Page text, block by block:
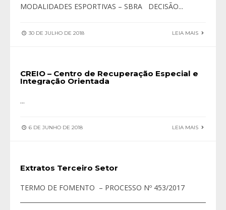
MODALIDADES ESPORTIVAS – SBRA DECISÃO...
30 DE JULHO DE 2018 LEIA MAIS
CREIO – Centro de Recuperação Especial e
Integração Orientada
...
6 DE JUNHO DE 2018 LEIA MAIS
Extratos Terceiro Setor
TERMO DE FOMENTO – PROCESSO Nº 453/2017